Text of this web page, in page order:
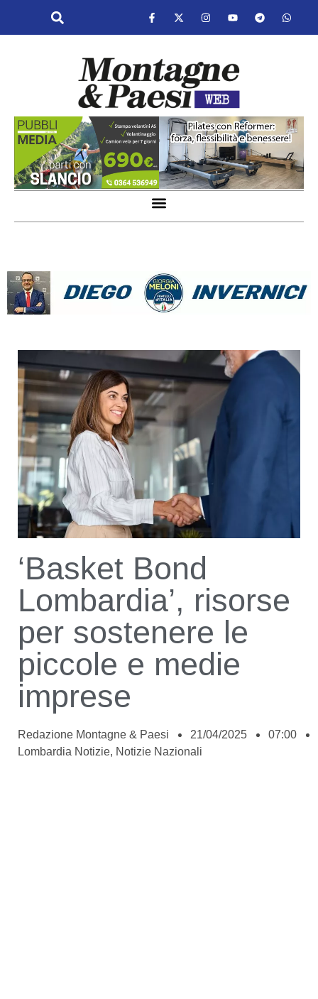
‘Basket Bond
Lombardia’, risorse
per sostenere le
piccole e medie
imprese
Redazione Montagne & Paesi 21/04/2025
07:00
Lombardia Notizie, Notizie Nazionali